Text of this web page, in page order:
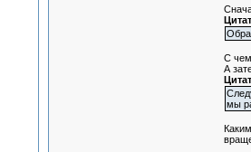
С чем
А
мы